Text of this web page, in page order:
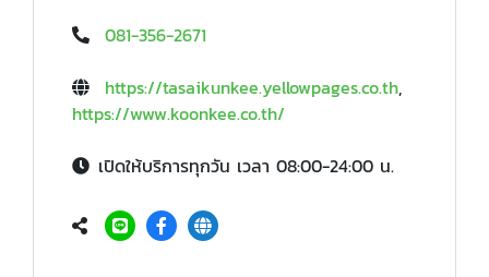
081-356-2671
https://tasaikunkee.yellowpages.co.th,
https://www.koonkee.co.th/
เปิดให้บริการทุกวัน เวลา 08:00-24:00 น.